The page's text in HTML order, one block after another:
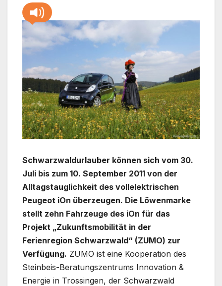
Schwarzwaldurlauber können sich vom 30.
Juli bis zum 10. September 2011 von der
Alltagstauglichkeit des vollelektrischen
Peugeot iOn überzeugen. Die Löwenmarke
stellt zehn Fahrzeuge des iOn für das
Projekt „Zukunftsmobilität in der
Ferienregion Schwarzwald“ (ZUMO) zur
Verfügung. ZUMO ist eine Kooperation des
Steinbeis-Beratungszentrums Innovation &
Energie in Trossingen, der Schwarzwald